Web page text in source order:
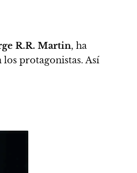
R.R. Martin, ha
protagonistas. Así